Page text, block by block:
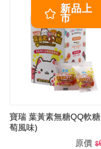
寶瑞 葉黃素無糖QQ軟
萄風味)
原價